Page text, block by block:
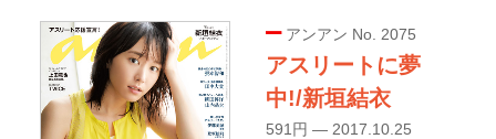
アンアン No. 2075
アスリートに夢
中!/新垣結衣
591円 — 2017.10.25